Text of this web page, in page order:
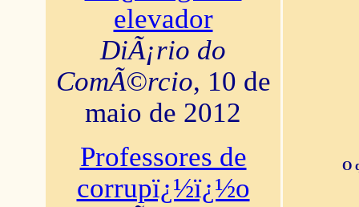
elevador
DiÃ¡rio do
ComÃ©rcio, 10 de
maio de 2012
Professores de
corrupï¿½ï¿½o
O